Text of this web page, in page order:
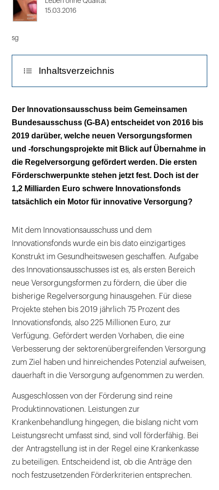
Eine
Idee
–
Ob
der
neue
Innovationsfonds
die
an
ihn
gestellten
erfüllen
wird,
bleibt
abzuwarten.
15.03.2016
sg
Inhaltsverzeichnis
Die Förderschwerpunkte
Die Schwachstellen
Chancen für die Zahnmedizin
Der Erkenntnisgewinn
Hintergrund
Der Innovationsausschuss beim Gemeinsamen
Bundesausschuss (G-BA) entscheidet von 2016 bis
2019 darüber, welche neuen Versorgungsformen
und -forschungsprojekte mit Blick auf Übernahme in
die Regelversorgung gefördert werden. Die ersten
Förderschwerpunkte stehen jetzt fest. Doch ist der
1,2 Milliarden Euro schwere Innovationsfonds
tatsächlich ein Motor für innovative Versorgung?
Mit dem Innovationsausschuss und dem
Innovationsfonds wurde ein bis dato einzigartiges
Konstrukt im Gesundheitswesen geschaffen. Aufgabe
des Innovationsausschusses ist es, als ersten Bereich
neue Versorgungsformen zu fördern, die über die
bisherige Regelversorgung hinausgehen. Für diese
Projekte stehen bis 2019 jährlich 75 Prozent des
Innovationsfonds, also 225 Millionen Euro, zur
Verfügung. Gefördert werden Vorhaben, die eine
Verbesserung der sektorenübergreifenden Versorgung
zum Ziel haben und hinreichendes Potenzial aufweisen,
dauerhaft in die Versorgung aufgenommen zu werden.
Ausgeschlossen von der Förderung sind reine
Produktinnovationen. Leistungen zur
Krankenbehandlung hingegen, die bislang nicht vom
Leistungsrecht umfasst sind, sind voll förderfähig. Bei
der Antragstellung ist in der Regel eine Krankenkasse
zu beteiligen. Entscheidend ist, ob die Anträge den
noch festzusetzenden Förderkriterien entsprechen.